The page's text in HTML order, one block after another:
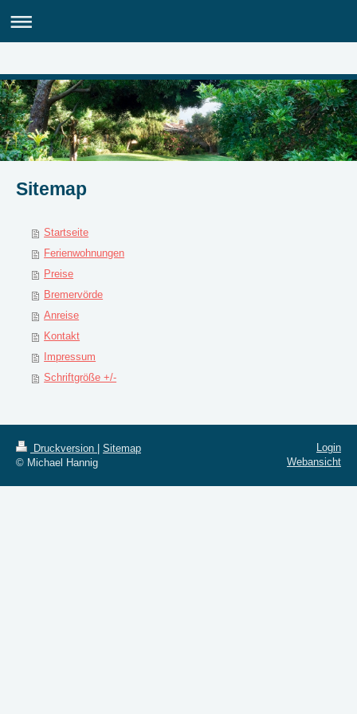
Sitemap
Startseite
Ferienwohnungen
Preise
Bremervörde
Anreise
Kontakt
Impressum
Schriftgröße +/-
Druckversion
Sitemap
© Michael Hannig
Login
Webansicht